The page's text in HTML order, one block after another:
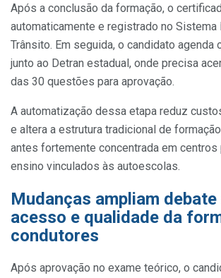
Após a conclusão da formação, o
automaticamente e registrado no Sistema
Trânsito. Em seguida, o candidato agenda
junto ao Detran estadual, onde precisa
das 30 questões para aprovação.
A automatização dessa etapa reduz
e altera a estrutura tradicional de
antes fortemente concentrada em
ensino vinculados às autoescolas.
Mudanças ampliam
acesso e qualidade da
condutores
Após aprovação no exame teórico, o